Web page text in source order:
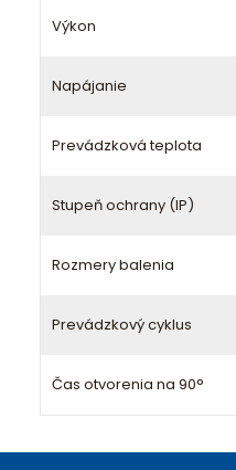
Výkon
Napájanie
Prevádzková teplota
Stupeň ochrany (IP)
Rozmery balenia
Prevádzkový cyklus
Čas otvorenia na 90°